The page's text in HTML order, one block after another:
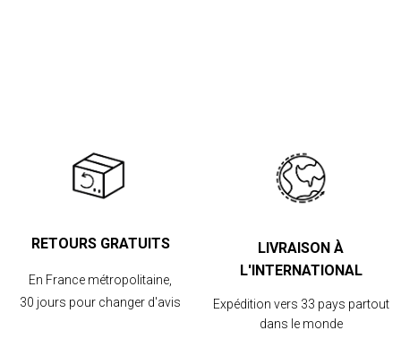
RETOURS GRATUITS
En France métropolitaine,
30 jours pour changer d'avis
LIVRAISON À
L'INTERNATIONAL
Expédition vers 33 pays partout
dans le monde